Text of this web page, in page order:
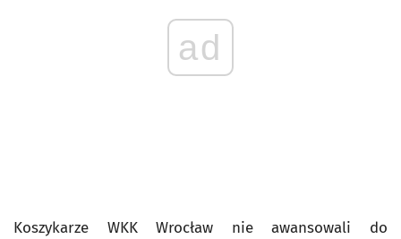
ad
Koszykarze WKK Wrocław nie awansowali do